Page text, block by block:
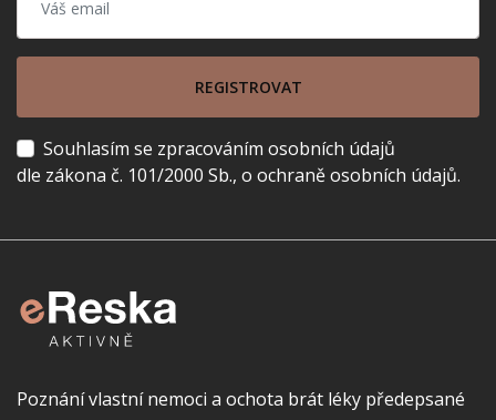
REGISTROVAT
Souhlasím se zpracováním osobních údajů
dle zákona č. 101/2000 Sb., o ochraně osobních údajů.
Poznání vlastní nemoci a ochota brát léky předepsané